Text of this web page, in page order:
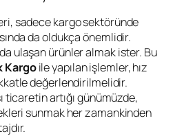
sadece kargo sektöründe
da oldukça önemlidir.
ulaşan ürünler almak ister. Bu
Kargoile yapılan işlemler, hız
değerlendirilmelidir.
ticaretin artığı günümüzde,
sunmak her zamankinden